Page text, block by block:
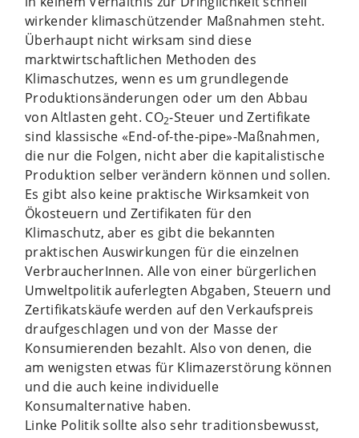
wirkender klimaschützender Maßnahmen steht.
Überhaupt nicht wirksam sind diese
marktwirtschaftlichen Methoden des
Klimaschutzes, wenn es um grundlegende
Produktionsänderungen oder um den Abbau
von Altlasten geht. CO2-Steuer und Zertifikate
sind klassische «End-of-the-pipe»-Maßnahmen,
die nur die Folgen, nicht aber die kapitalistische
Produktion selber verändern können und sollen.
Es gibt also keine praktische Wirksamkeit von
Ökosteuern und Zertifikaten für den
Klimaschutz, aber es gibt die bekannten
praktischen Auswirkungen für die einzelnen
VerbraucherInnen. Alle von einer bürgerlichen
Umweltpolitik auferlegten Abgaben, Steuern und
Zertifikatskäufe werden auf den Verkaufspreis
draufgeschlagen und von der Masse der
Konsumierenden bezahlt. Also von denen, die
am wenigsten etwas für Klimazerstörung können
und die auch keine individuelle
Konsumalternative haben.
Linke Politik sollte also sehr traditionsbewusst,